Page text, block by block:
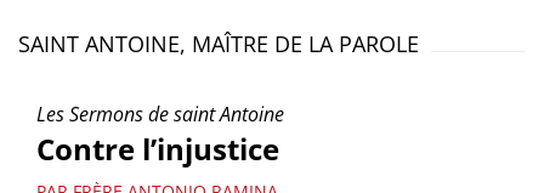
SAINT ANTOINE, MAÎTRE DE LA PAROLE
Les Sermons de saint Antoine
Contre l’injustice